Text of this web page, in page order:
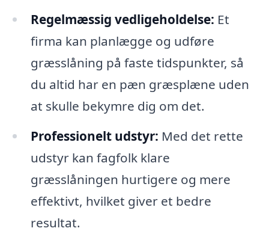
Regelmæssig vedligeholdelse: Et
firma kan planlægge og udføre
græsslåning på faste tidspunkter, så
du altid har en pæn græsplæne uden
at skulle bekymre dig om det.
Professionelt udstyr: Med det rette
udstyr kan fagfolk klare
græsslåningen hurtigere og mere
effektivt, hvilket giver et bedre
resultat.